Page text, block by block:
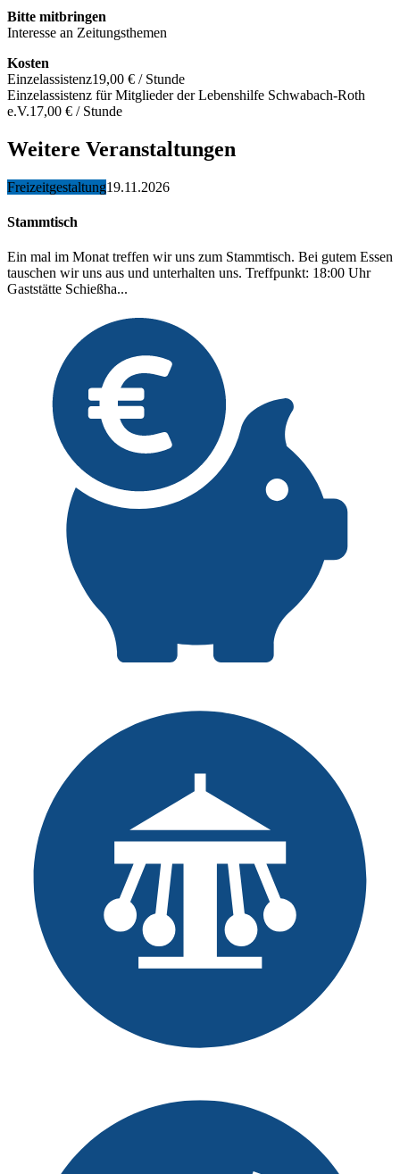
Bitte mitbringen
Interesse an Zeitungsthemen
Kosten
Einzelassistenz19,00 € / Stunde
Einzelassistenz für Mitglieder der Lebenshilfe Schwabach-Roth
e.V.17,00 € / Stunde
Weitere Veranstaltungen
Freizeitgestaltung19.11.2026
Stammtisch
Ein mal im Monat treffen wir uns zum Stammtisch. Bei gutem Essen
tauschen wir uns aus und unterhalten uns. Treffpunkt: 18:00 Uhr
Gaststätte Schießha...